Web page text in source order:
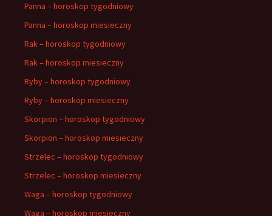
Panna – horoskop tygodniowy
Panna – horoskop miesieczny
Rak – horoskop tygodniowy
Rak – horoskop miesieczny
Ryby – horoskop tygodniowy
Ryby – horoskop miesieczny
Skorpion – horoskop tygodniowy
Skorpion – horoskop miesieczny
Strzelec – horoskop tygodniowy
Strzelec – horoskop miesieczny
Waga – horoskop tygodniowy
Waga – horoskop miesieczny